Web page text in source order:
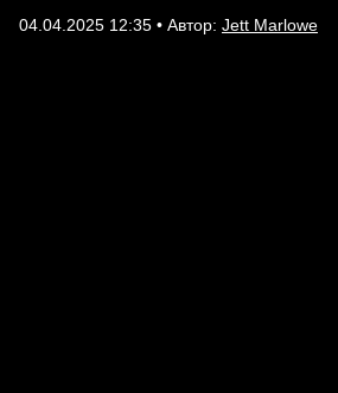
04.04.2025 12:35 • Автор: Jett Marlowe